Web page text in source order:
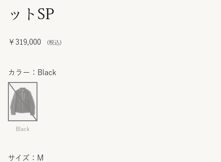
ットSP
￥319,000
カラー：Black
Black
サイズ：M